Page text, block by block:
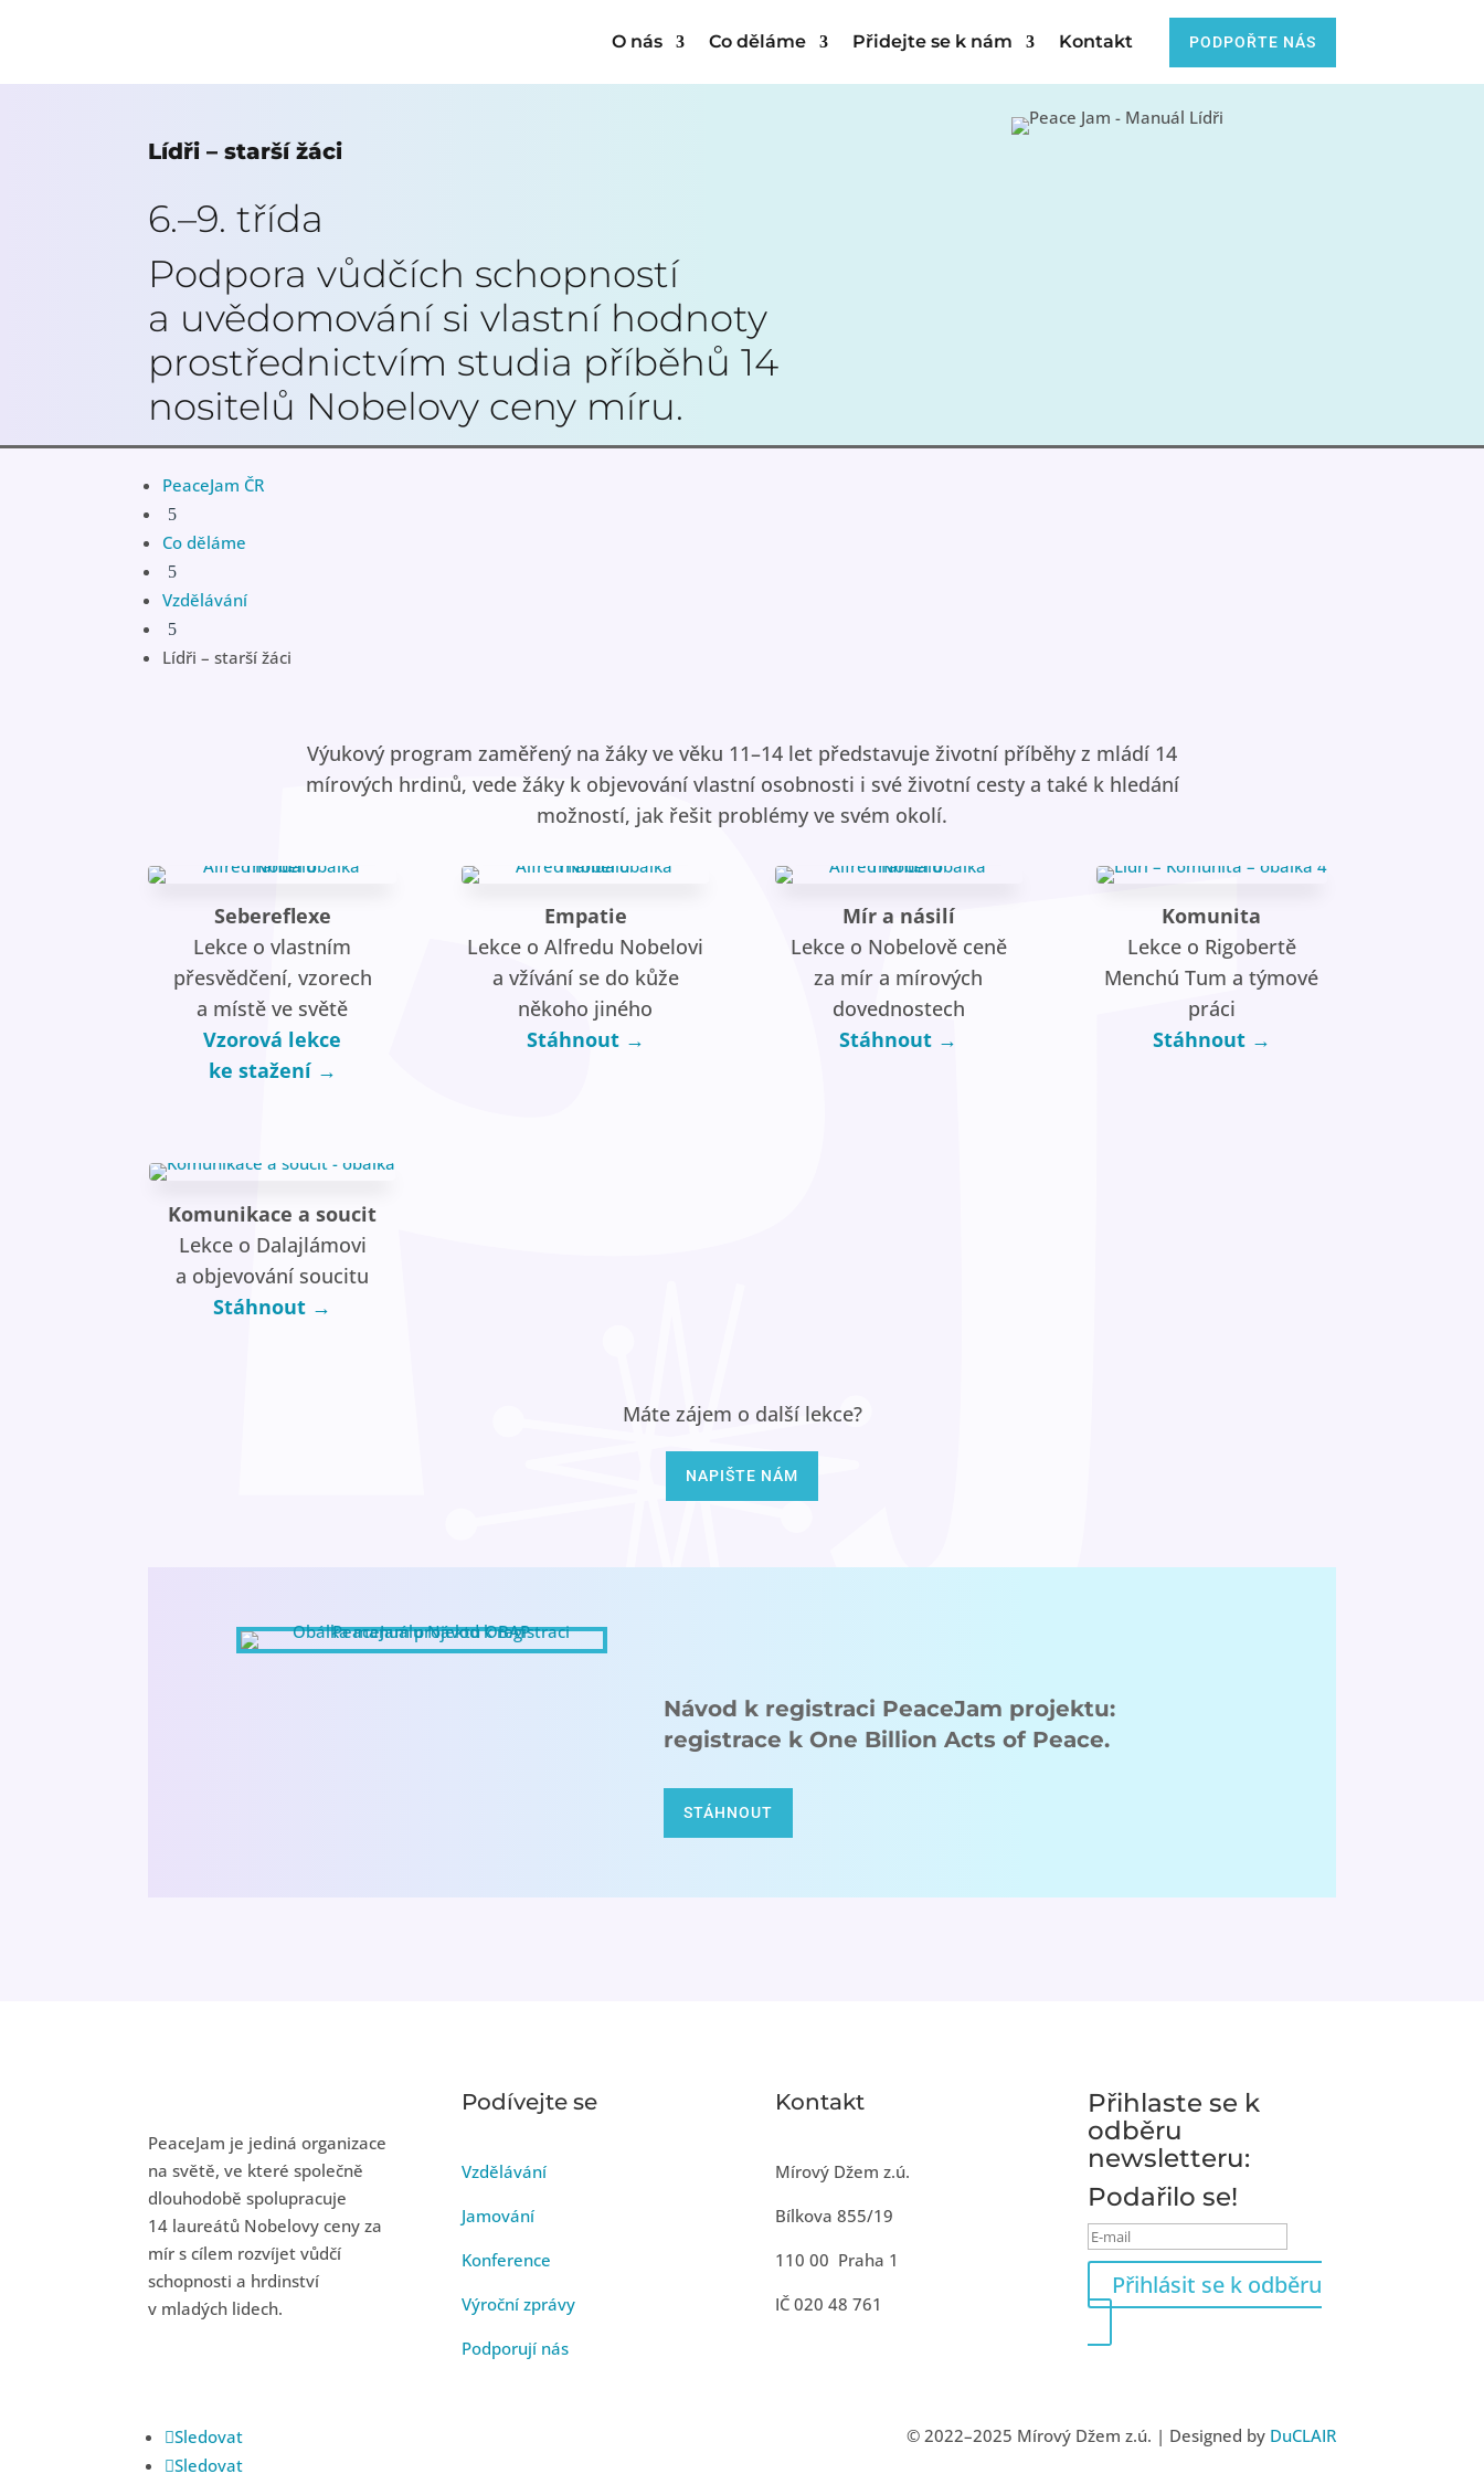
O nás Co děláme Přidejte se k nám Kontakt PODPOŘTE NÁS
Lídři – starší žáci
6.–9. třída
Podpora vůdčích schopností
a uvědomování si vlastní hodnoty
prostřednictvím studia příběhů 14
nositelů Nobelovy ceny míru.
PeaceJam ČR
5
Co děláme
5
Vzdělávání
5
Lídři – starší žáci
Výukový program zaměřený na žáky ve věku 11–14 let představuje životní příběhy z mládí 14
mírových hrdinů, vede žáky k objevování vlastní osobnosti i své životní cesty a také k hledání
možností, jak řešit problémy ve svém okolí.
Sebereflexe
Lekce o vlastním
přesvědčení, vzorech
a místě ve světě
Vzorová lekce
ke stažení →
Empatie
Lekce o Alfredu Nobelovi
a vžívání se do kůže
někoho jiného
Stáhnout →
Mír a násilí
Lekce o Nobelově ceně
za mír a mírových
dovednostech
Stáhnout →
Komunita
Lekce o Rigobertě
Menchú Tum a týmové
práci
Stáhnout →
Komunikace a soucit
Lekce o Dalajlámovi
a objevování soucitu
Stáhnout →
Máte zájem o další lekce?
NAPIŠTE NÁM
Návod k registraci PeaceJam projektu:
registrace k One Billion Acts of Peace.
STÁHNOUT
PeaceJam je jediná organizace
na světě, ve které společně
dlouhodobě spolupracuje
14 laureátů Nobelovy ceny za
mír s cílem rozvíjet vůdčí
schopnosti a hrdinství
v mladých lidech.
Podívejte se
Vzdělávání
Jamování
Konference
Výroční zprávy
Podporují nás
Kontakt
Mírový Džem z.ú.
Bílkova 855/19
110 00 Praha 1
IČ 020 48 761
Přihlaste se k
odběru
newsletteru:
Podařilo se!
Přihlásit se k odběru
Sledovat
Sledovat
© 2022–2025 Mírový Džem z.ú. | Designed by DuCLAIR